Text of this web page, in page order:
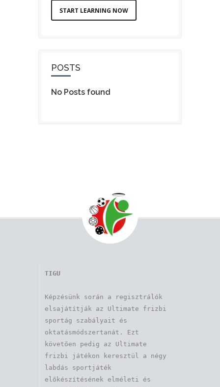
START LEARNING NOW
POSTS
No Posts found
TIGU
Képzésünk során a regisztrálók
elsajátítják az Ultimate frizbi
sportág szabályait és
oktatásmódszertanát. Ezt
követően pedig az Ultimate
frizbi játékon keresztül a négy
labdás sportjáték
előkészítésének elméleti és